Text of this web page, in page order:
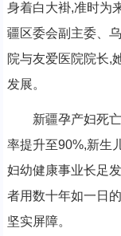
身着白大褂,准时为
疆区委会副主委、
院与友爱医院院长,
发展。
新疆孕产妇死亡
率提升至90%,新生
妇幼健康事业长足
者用数十年如一日
坚实屏障。